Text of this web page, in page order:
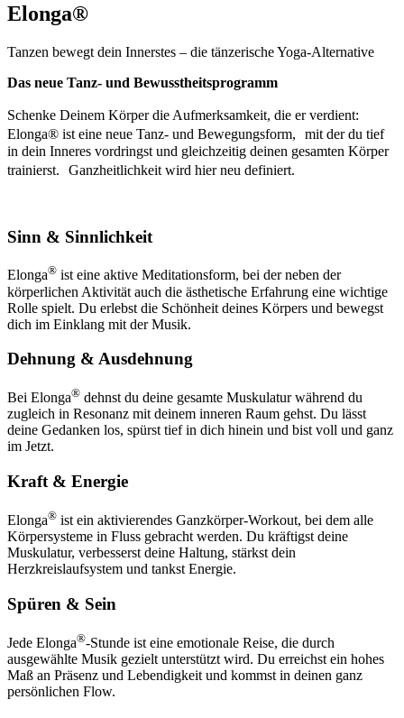
Elonga®
Tanzen bewegt dein Innerstes – die tänzerische Yoga-Alternative
Das neue Tanz- und Bewusstheitsprogramm
Schenke Deinem Körper die Aufmerksamkeit, die er verdient:
Elonga® ist eine neue Tanz- und Bewegungsform, mit der du tief
in dein Inneres vordringst und gleichzeitig deinen gesamten Körper
trainierst. Ganzheitlichkeit wird hier neu definiert.
Sinn & Sinnlichkeit
Elonga® ist eine aktive Meditationsform, bei der neben der
körperlichen Aktivität auch die ästhetische Erfahrung eine wichtige
Rolle spielt. Du erlebst die Schönheit deines Körpers und bewegst
dich im Einklang mit der Musik.
Dehnung & Ausdehnung
Bei Elonga® dehnst du deine gesamte Muskulatur während du
zugleich in Resonanz mit deinem inneren Raum gehst. Du lässt
deine Gedanken los, spürst tief in dich hinein und bist voll und ganz
im Jetzt.
Kraft & Energie
Elonga® ist ein aktivierendes Ganzkörper-Workout, bei dem alle
Körpersysteme in Fluss gebracht werden. Du kräftigst deine
Muskulatur, verbesserst deine Haltung, stärkst dein
Herzkreislaufsystem und tankst Energie.
Spüren & Sein
Jede Elonga®-Stunde ist eine emotionale Reise, die durch
ausgewählte Musik gezielt unterstützt wird. Du erreichst ein hohes
Maß an Präsenz und Lebendigkeit und kommst in deinen ganz
persönlichen Flow.